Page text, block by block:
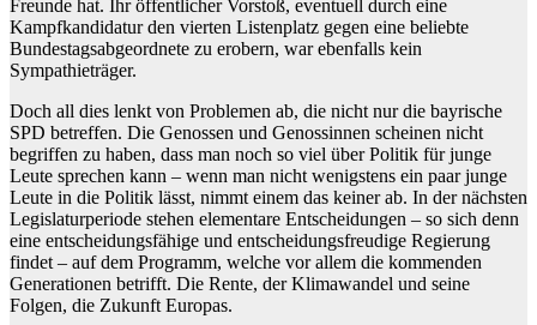
Freunde hat. Ihr öffentlicher Vorstoß, eventuell durch eine
Kampfkandidatur den vierten Listenplatz gegen eine beliebte
Bundestagsabgeordnete zu erobern, war ebenfalls kein
Sympathieträger.
Doch all dies lenkt von Problemen ab, die nicht nur die bayrische
SPD betreffen. Die Genossen und Genossinnen scheinen nicht
begriffen zu haben, dass man noch so viel über Politik für junge
Leute sprechen kann – wenn man nicht wenigstens ein paar junge
Leute in die Politik lässt, nimmt einem das keiner ab. In der nächsten
Legislaturperiode stehen elementare Entscheidungen – so sich denn
eine entscheidungsfähige und entscheidungsfreudige Regierung
findet – auf dem Programm, welche vor allem die kommenden
Generationen betrifft. Die Rente, der Klimawandel und seine
Folgen, die Zukunft Europas.